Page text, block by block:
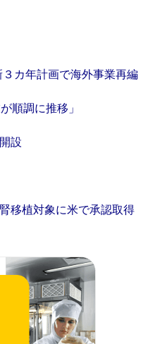
カ年計画で海外事業再編
順調に推移」
設
移植対象に米で承認取得